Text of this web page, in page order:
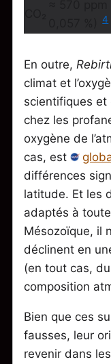
4
En outre,
climat et
scientifiques et
chez les
oxygène de
cas, est
différences
latitude. Et les
adaptés à
Mésozoïque, il
déclinent en
(en tout cas,
composition
Bien que ces
fausses, leur
revenir dans